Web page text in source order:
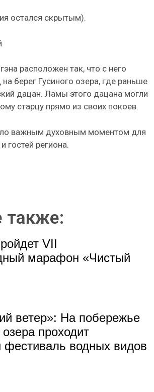
остался скрытым).
расположен так, что с него
берег Гусиного озера, где раньше
дацан. Ламы этого дацана могли
старцу прямо из своих покоев.
важным духовным моментом для
гостей региона.
также:
VII
марафон «Чистый
ветер»: На побережье
проходит
фестиваль водных видов